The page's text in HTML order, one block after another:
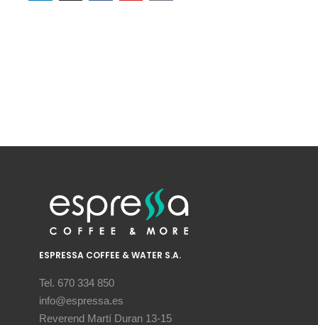
ESPRESSA COFFEE & WATER S.A.
Tel. 670 334 850
info@espressa.es
Reverend Martí Duran 13-15